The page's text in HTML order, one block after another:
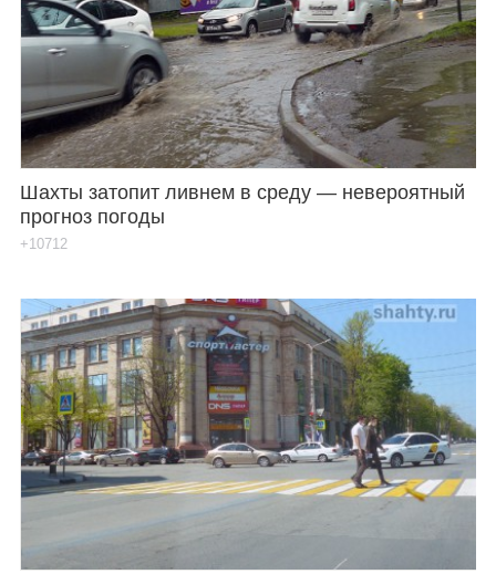
Шахты затопит ливнем в среду — невероятный
прогноз погоды
+10712